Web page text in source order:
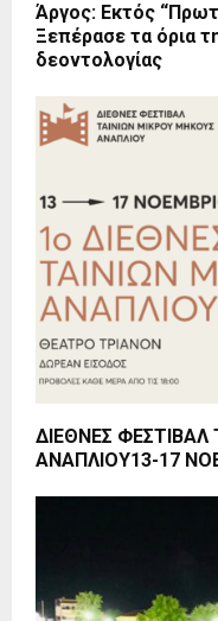
Άργος: Εκτός
Ξεπέρασε τα όρια
δεοντολογίας
ΔΙΕΘΝΕΣ
ΑΝΑΠΛΙΟΥ13-17